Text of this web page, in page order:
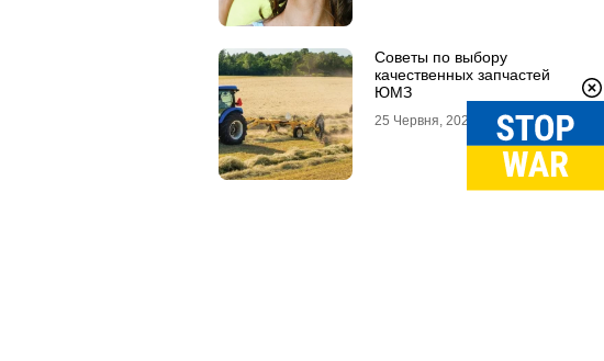
Советы по выбору
качественных запчастей
ЮМЗ
25 Червня, 2026